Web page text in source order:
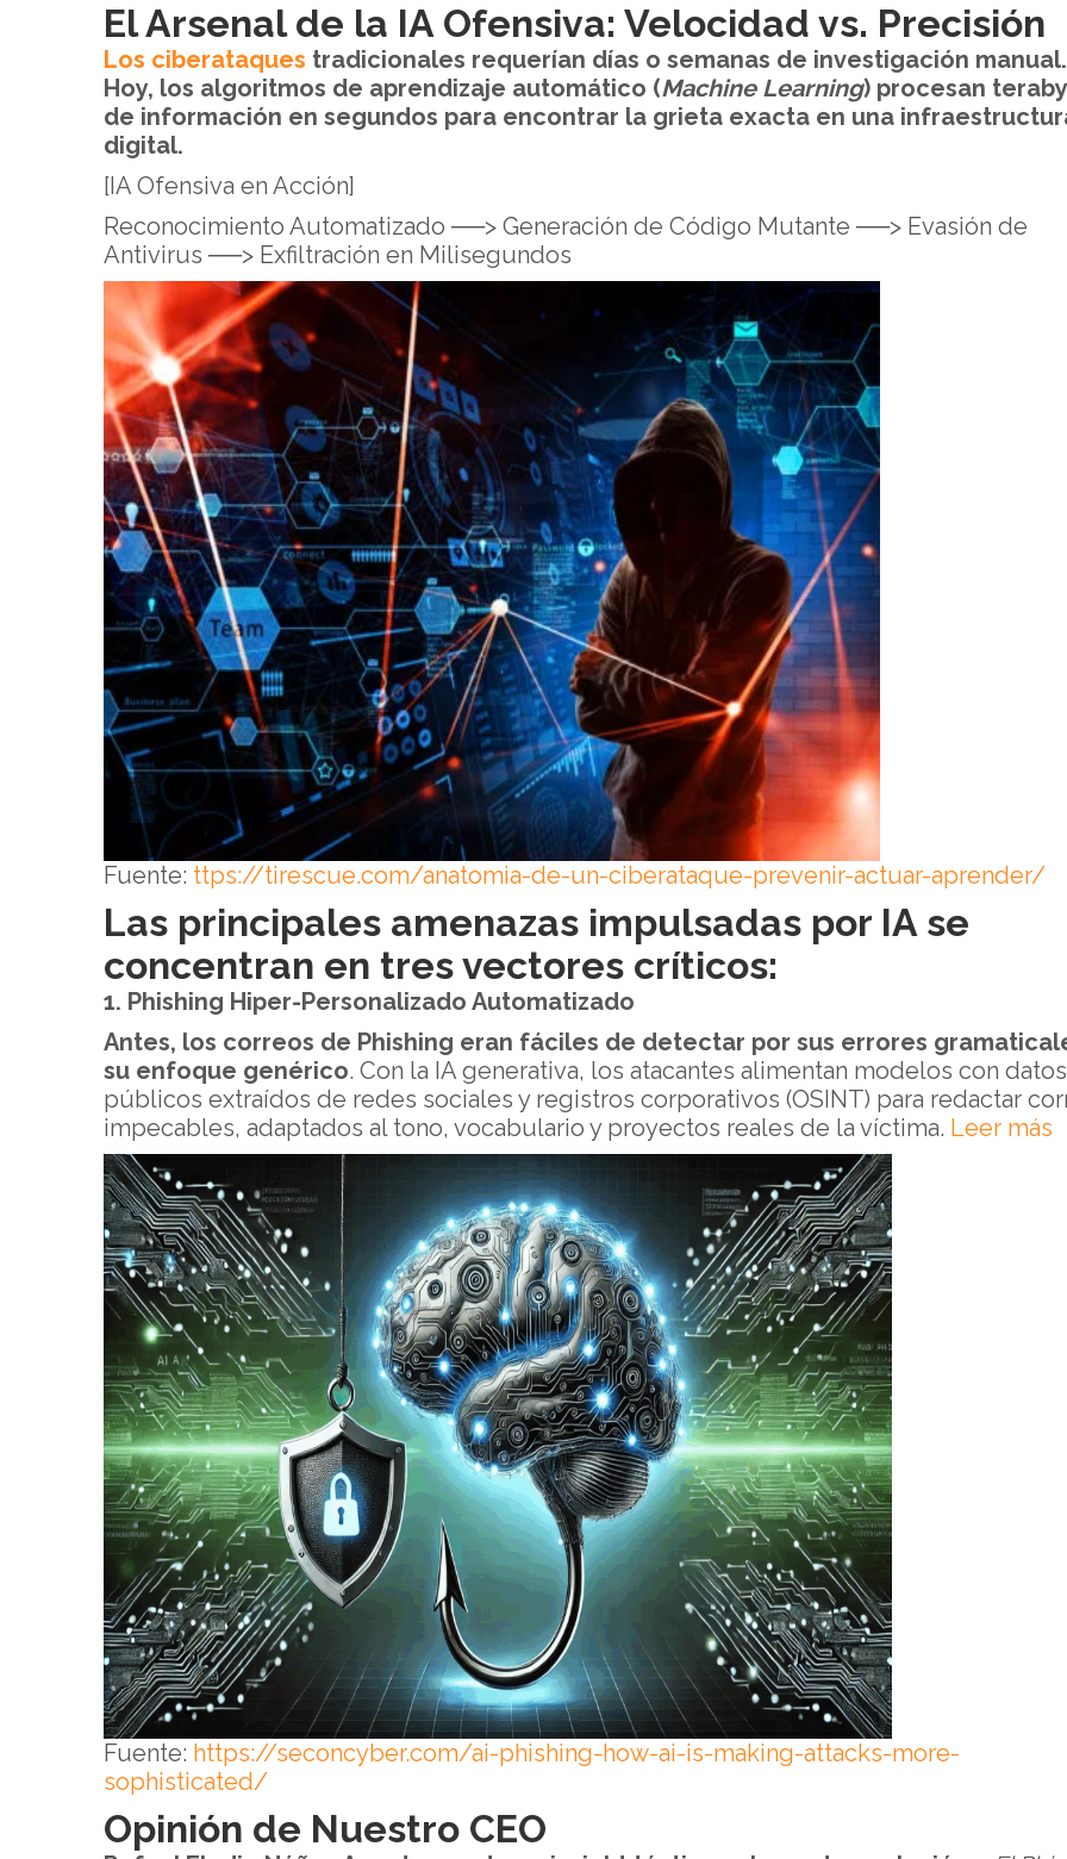
El Arsenal de la IA Ofensiva: Velocidad vs. Precisión
Los ciberataques tradicionales requerían días o semanas de investigación manual.
Hoy, los algoritmos de aprendizaje automático (Machine Learning) procesan
de información en segundos para encontrar la grieta exacta en una
digital.
[IA Ofensiva en Acción]
Reconocimiento Automatizado ──> Generación de Código Mutante ──> Evasión de
Antivirus ──> Exfiltración en Milisegundos
Fuente: ttps://tirescue.com/anatomia-de-un-ciberataque-prevenir-actuar-aprender/
Las principales amenazas impulsadas por IA se
concentran en tres vectores críticos:
1. Phishing Hiper-Personalizado Automatizado
Antes, los correos de Phishing eran fáciles de detectar por sus errores
su enfoque genérico. Con la IA generativa, los atacantes alimentan modelos con datos
públicos extraídos de redes sociales y registros corporativos (OSINT) para redactar
impecables, adaptados al tono, vocabulario y proyectos reales de la víctima. Leer más
Fuente: https://seconcyber.com/ai-phishing-how-ai-is-making-attacks-more-
sophisticated/
Opinión de Nuestro CEO